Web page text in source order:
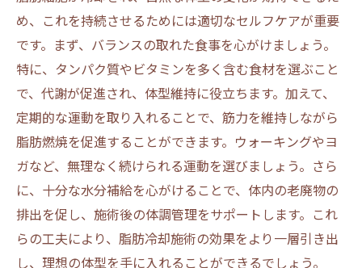
め、これを持続させるためには適切なセルフケアが重要
です。まず、バランスの取れた食事を心がけましょう。
特に、タンパク質やビタミンを多く含む食材を選ぶこと
で、代謝が促進され、体型維持に役立ちます。加えて、
定期的な運動を取り入れることで、筋力を維持しながら
脂肪燃焼を促進することができます。ウォーキングやヨ
ガなど、無理なく続けられる運動を選びましょう。さら
に、十分な水分補給を心がけることで、体内の老廃物の
排出を促し、施術後の体調管理をサポートします。これ
らの工夫により、脂肪冷却施術の効果をより一層引き出
し、理想の体型を手に入れることができるでしょう。